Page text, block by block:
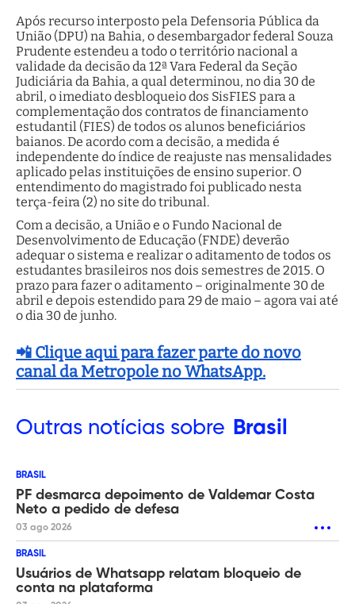
Após recurso interposto pela Defensoria Pública da
União (DPU) na Bahia, o desembargador federal Souza
Prudente estendeu a todo o território nacional a
validade da decisão da 12ª Vara Federal da Seção
Judiciária da Bahia, a qual determinou, no dia 30 de
abril, o imediato desbloqueio dos SisFIES para a
complementação dos contratos de financiamento
estudantil (FIES) de todos os alunos beneficiários
baianos. De acordo com a decisão, a medida é
independente do índice de reajuste nas mensalidades
aplicado pelas instituições de ensino superior. O
entendimento do magistrado foi publicado nesta
terça-feira (2) no site do tribunal.
Com a decisão, a União e o Fundo Nacional de
Desenvolvimento de Educação (FNDE) deverão
adequar o sistema e realizar o aditamento de todos os
estudantes brasileiros nos dois semestres de 2015. O
prazo para fazer o aditamento – originalmente 30 de
abril e depois estendido para 29 de maio – agora vai até
o dia 30 de junho.
📲 Clique aqui para fazer parte do novo
canal da Metropole no WhatsApp.
Outras notícias sobre Brasil
BRASIL
PF desmarca depoimento de Valdemar Costa
Neto a pedido de defesa
03 ago 2026
BRASIL
Usuários de Whatsapp relatam bloqueio de
conta na plataforma